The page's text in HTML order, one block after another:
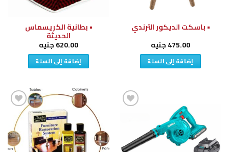
• باسكت الديكور الترندي
475.00جنيه
إضافة إلى السلة
• بطانية الكريسماس
الحديثة
620.00جنيه
إضافة إلى السلة
إضافة
إلى
قائمة
الرغبات